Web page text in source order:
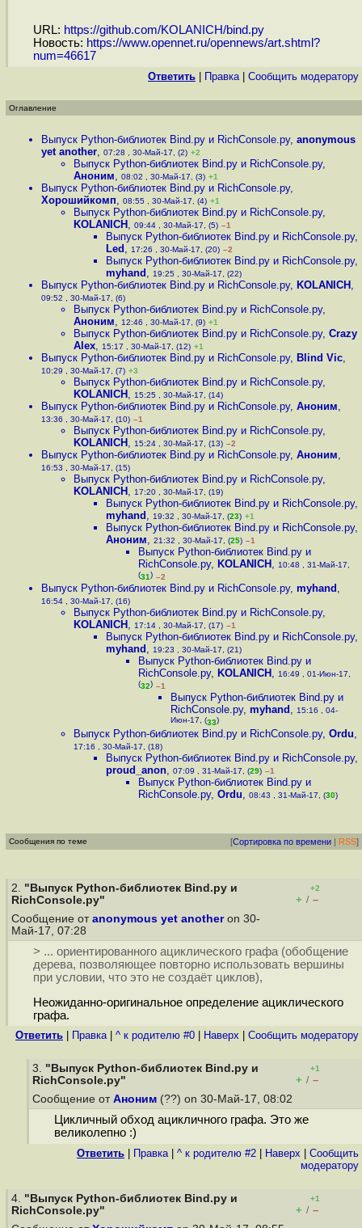
URL: https://github.com/KOLANICH/bind.py
Новость: https://www.opennet.ru/opennews/art.shtml?
num=46617
Ответить Правка| Cообщить модератору
Оглавление
Выпуск Python-библиотек Bind.py и RichConsole.py, anonymous
yet another, 07:28 , 30-Май-17, (2) +2
Выпуск Python-библиотек Bind.py и RichConsole.py,
Аноним, 08:02 , 30-Май-17, (3) +1
Выпуск Python-библиотек Bind.py и RichConsole.py,
Хорошийкомп, 08:55 , 30-Май-17, (4) +1
Выпуск Python-библиотек Bind.py и RichConsole.py,
KOLANICH , 09:44 , 30-Май-17, (5) –1
Выпуск Python-библиотек Bind.py и RichConsole.py,
Led , 17:26 , 30-Май-17, (20) –2
Выпуск Python-библиотек Bind.py и RichConsole.py,
myhand , 19:25 , 30-Май-17, (22)
Выпуск Python-библиотек Bind.py и RichConsole.py, KOLANICH ,
09:52 , 30-Май-17, (6)
Выпуск Python-библиотек Bind.py и RichConsole.py,
Аноним, 12:46 , 30-Май-17, (9) +1
Выпуск Python-библиотек Bind.py и RichConsole.py, Crazy
Alex, 15:17 , 30-Май-17, (12) +1
Выпуск Python-библиотек Bind.py и RichConsole.py, Blind Vic,
10:29 , 30-Май-17, (7) +3
Выпуск Python-библиотек Bind.py и RichConsole.py,
KOLANICH , 15:25 , 30-Май-17, (14)
Выпуск Python-библиотек Bind.py и RichConsole.py, Аноним,
13:36 , 30-Май-17, (10) –1
Выпуск Python-библиотек Bind.py и RichConsole.py,
KOLANICH , 15:24 , 30-Май-17, (13) –2
Выпуск Python-библиотек Bind.py и RichConsole.py, Аноним,
16:53 , 30-Май-17, (15)
Выпуск Python-библиотек Bind.py и RichConsole.py,
KOLANICH , 17:20 , 30-Май-17, (19)
Выпуск Python-библиотек Bind.py и RichConsole.py,
myhand , 19:32 , 30-Май-17, (23) +1
Выпуск Python-библиотек Bind.py и RichConsole.py,
Аноним, 21:32 , 30-Май-17, (25) –1
Выпуск Python-библиотек Bind.py и
RichConsole.py, KOLANICH , 10:48 , 31-Май-17,
(31) –2
Выпуск Python-библиотек Bind.py и RichConsole.py, myhand ,
16:54 , 30-Май-17, (16)
Выпуск Python-библиотек Bind.py и RichConsole.py,
KOLANICH , 17:14 , 30-Май-17, (17) –1
Выпуск Python-библиотек Bind.py и RichConsole.py,
myhand , 19:23 , 30-Май-17, (21)
Выпуск Python-библиотек Bind.py и
RichConsole.py, KOLANICH , 16:49 , 01-Июн-17,
(32) –1
Выпуск Python-библиотек Bind.py и
RichConsole.py, myhand , 15:16 , 04-
Июн-17, (33)
Выпуск Python-библиотек Bind.py и RichConsole.py, Ordu,
17:16 , 30-Май-17, (18)
Выпуск Python-библиотек Bind.py и RichConsole.py,
proud_anon, 07:09 , 31-Май-17, (29) –1
Выпуск Python-библиотек Bind.py и
RichConsole.py, Ordu, 08:43 , 31-Май-17, (30)
Сообщения по теме [Сортировка по времени | RSS]
2. "Выпуск Python-библиотек Bind.py и
RichConsole.py"
+2
+ / –
Сообщение от anonymous yet anotheron 30-
Май-17, 07:28
> ... ориентированного ациклического графа (обобщение
дерева, позволяющее повторно использовать вершины
при условии, что это не создаёт циклов),
Неожиданно-оригинальное определение ациклического
графа.
Ответить Правка| ^ к родителю #0 Наверх Cообщить модератору
3. "Выпуск Python-библиотек Bind.py и
RichConsole.py"
+1
+ / –
Сообщение от Аноним (??) on 30-Май-17, 08:02
Цикличный обход ацикличного графа. Это же
великолепно :)
Ответить Правка| ^ к родителю #2 Наверх
Cообщить
модератору
4. "Выпуск Python-библиотек Bind.py и
RichConsole.py"
+1
+ / –